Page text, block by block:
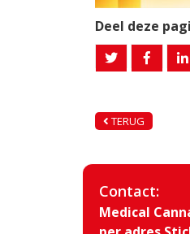
Deel deze
TERUG
Contact:
Medical